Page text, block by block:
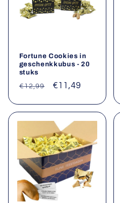
Fortune Cookies in
geschenkkubus - 20
stuks
Normale
€12,99 Aanbiedingsprijs
€11,49